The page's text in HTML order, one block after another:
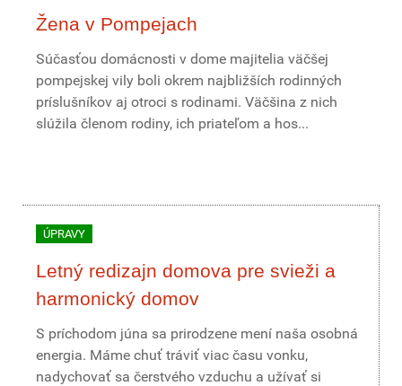
Žena v Pompejach
Súčasťou domácnosti v dome majitelia väčšej
pompejskej vily boli okrem najbližších rodinných
príslušníkov aj otroci s rodinami. Väčšina z nich
slúžila členom rodiny, ich priateľom a hos...
ÚPRAVY
Letný redizajn domova pre svieži a
harmonický domov
S príchodom júna sa prirodzene mení naša osobná
energia. Máme chuť tráviť viac času vonku,
nadychovať sa čerstvého vzduchu a užívať si